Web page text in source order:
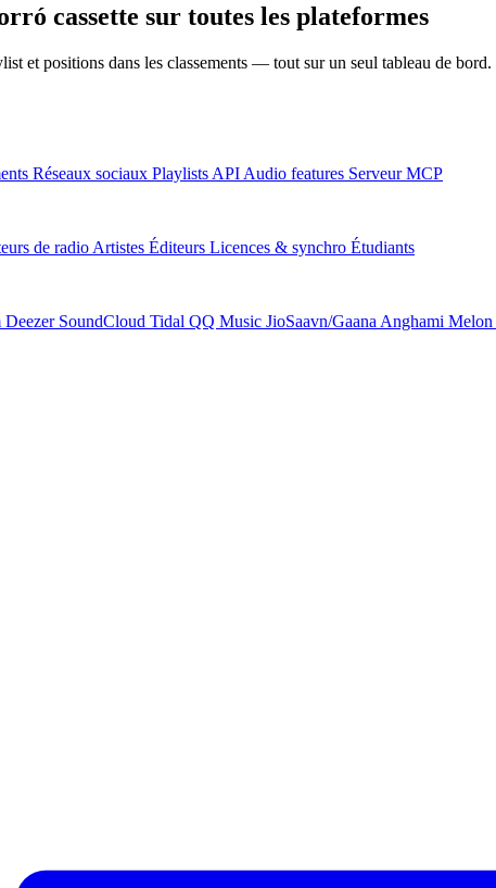
cassette sur toutes les plateformes
et positions dans les classements — tout sur un seul tableau de bord.
Réseaux sociaux Playlists API Audio features Serveur MCP
de radio Artistes Éditeurs Licences & synchro Étudiants
Deezer SoundCloud Tidal QQ Music JioSaavn/Gaana Anghami Melon